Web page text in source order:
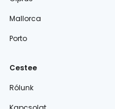
Mallorca
Porto
Cestee
Rólunk